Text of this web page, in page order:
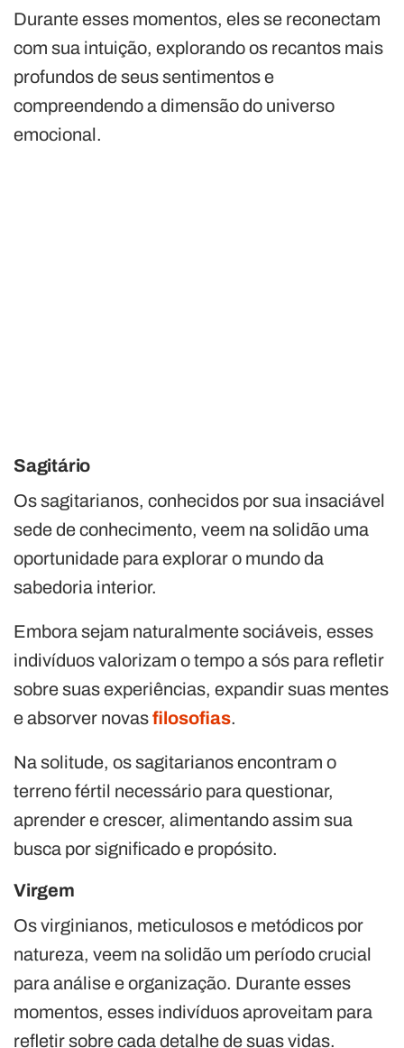
Durante esses momentos, eles se reconectam
com sua intuição, explorando os recantos mais
profundos de seus sentimentos e
compreendendo a dimensão do universo
emocional.
Sagitário
Os sagitarianos, conhecidos por sua insaciável
sede de conhecimento, veem na solidão uma
oportunidade para explorar o mundo da
sabedoria interior.
Embora sejam naturalmente sociáveis, esses
indivíduos valorizam o tempo a sós para refletir
sobre suas experiências, expandir suas mentes
e absorver novasfilosofias.
Na solitude, os sagitarianos encontram o
terreno fértil necessário para questionar,
aprender e crescer, alimentando assim sua
busca por significado e propósito.
Virgem
Os virginianos, meticulosos e metódicos por
natureza, veem na solidão um período crucial
para análise e organização. Durante esses
momentos, esses indivíduos aproveitam para
refletir sobre cada detalhe de suas vidas.